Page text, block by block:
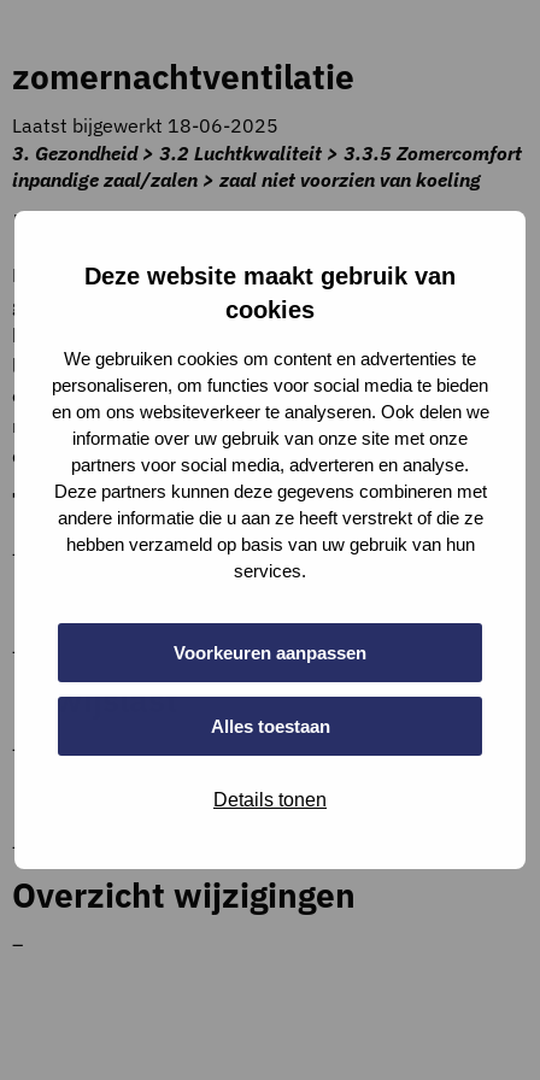
Deze website maakt gebruik van
cookies
We gebruiken cookies om content en advertenties te
personaliseren, om functies voor social media te bieden
en om ons websiteverkeer te analyseren. Ook delen we
informatie over uw gebruik van onze site met onze
partners voor social media, adverteren en analyse.
Deze partners kunnen deze gegevens combineren met
andere informatie die u aan ze heeft verstrekt of die ze
hebben verzameld op basis van uw gebruik van hun
services.
Voorkeuren aanpassen
Alles toestaan
Details tonen
zomernachtventilatie
Laatst bijgewerkt 18-06-2025
3. Gezondheid > 3.2 Luchtkwaliteit > 3.3.5 Zomercomfort
inpandige zaal/zalen > zaal niet voorzien van koeling
Beschrijving criteria
Er zijn speciale voorzieningen (bijvoorbeeld gestuurd
gevelrooster) waarmee ’s zomers de gebouwconstructie
kan worden gekoeld door ’s nachts overmatig met koele
lucht te ventileren, waardoor het moment van
oververhitting wordt uitgesteld en overdag minder koeling
nodig is. Deze optie mag alleen worden aangevinkt als ook
de optie ‘massieve bouwwijze’ is aangevinkt.
Toelichting op criteria
–
–
Bewijslast
–
Bronnen en referenties
–
Overzicht wijzigingen
–